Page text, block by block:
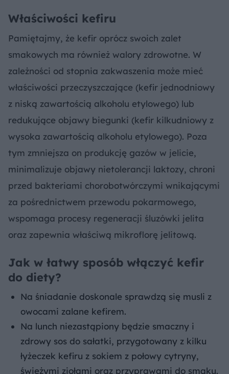
Właściwości kefiru
Pamiętajmy, że kefir oprócz swoich zalet
smakowych ma również walory zdrowotne. W
zależności od stopnia zakwaszenia może mieć
właściwości przeczyszczające (kefir jednodniowy
z niską zawartością alkoholu etylowego) lub
redukujące objawy biegunki (kefir kilkudniowy z
wysoka zawartością alkoholu etylowego). Poza
tym zmniejsza on produkcję gazów w jelicie,
minimalizuje objawy nietolerancji laktozy, chroni
przed bakteriami chorobotwórczymi wnikającymi
za pośrednictwem przewodu pokarmowego,
wspomaga procesy regeneracji śluzówki jelita
oraz zapewnia właściwą mikroflorę jelitową.
Jak w łatwy sposób włączyć kefir
do diety?
Na śniadanie doskonale sprawdzą się musli z
owocami zalane kefirem.
Na lunch niezastąpiony będzie smaczny i
zdrowy sos do sałatki, przygotowany z kilku
łyżeczek kefiru z sokiem z połowy cytryny,
świeżymi ziołami oraz przyprawami do smaku.